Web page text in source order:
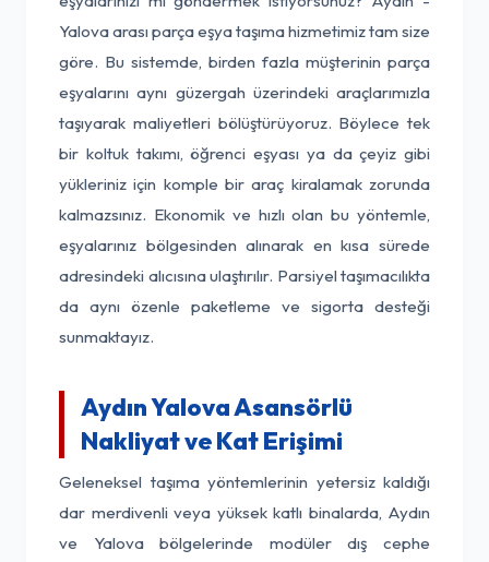
Yalova arası parça eşya taşıma hizmetimiz tam size
göre. Bu sistemde, birden fazla müşterinin parça
eşyalarını aynı güzergah üzerindeki araçlarımızla
taşıyarak maliyetleri bölüştürüyoruz. Böylece tek
bir koltuk takımı, öğrenci eşyası ya da çeyiz gibi
yükleriniz için komple bir araç kiralamak zorunda
kalmazsınız. Ekonomik ve hızlı olan bu yöntemle,
eşyalarınız bölgesinden alınarak en kısa sürede
adresindeki alıcısına ulaştırılır. Parsiyel taşımacılıkta
da aynı özenle paketleme ve sigorta desteği
sunmaktayız.
Aydın Yalova Asansörlü
Nakliyat ve Kat Erişimi
Geleneksel taşıma yöntemlerinin yetersiz kaldığı
dar merdivenli veya yüksek katlı binalarda, Aydın
ve Yalova bölgelerinde modüler dış cephe